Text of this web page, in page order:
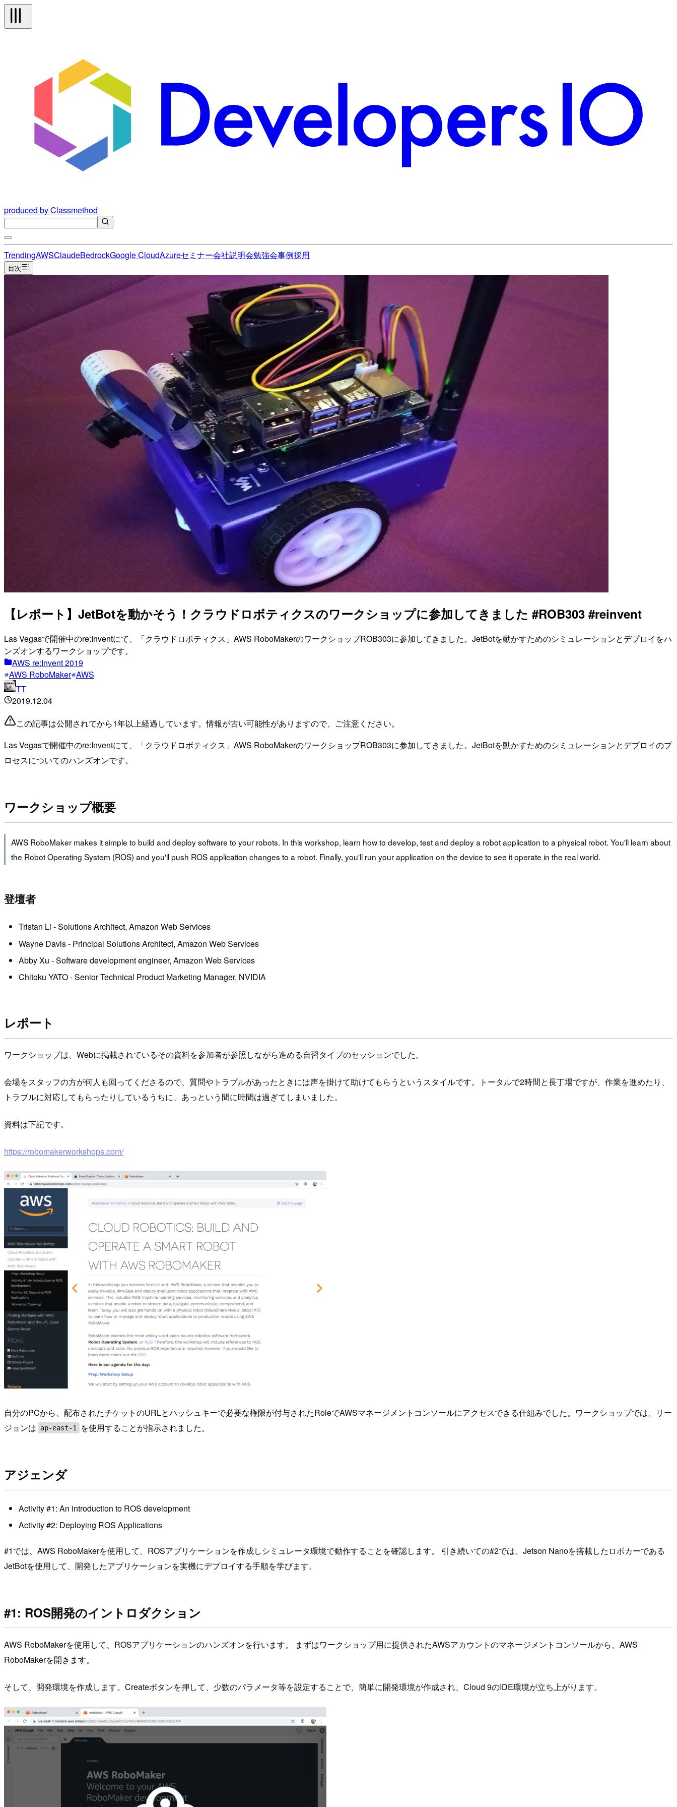
produced by Classmethod
TrendingAWSClaudeBedrockGoogle CloudAzureセミナー会社説明会勉強会事例採用
目次
【レポート】JetBotを動かそう！クラウドロボティクスのワークショップに参加してきました #ROB303 #reinvent
Las Vegasで開催中のre:Inventにて、「クラウドロボティクス」AWS RoboMakerのワークショップROB303に参加してきました。JetBotを動かすためのシミュレーションとデプロイをハ
ンズオンするワークショップです。
AWS re:Invent 2019
AWS RoboMaker AWS
TT
2019.12.04
この記事は公開されてから1年以上経過しています。情報が古い可能性がありますので、ご注意ください。
Las Vegasで開催中のre:Inventにて、「クラウドロボティクス」AWS RoboMakerのワークショップROB303に参加してきました。JetBotを動かすためのシミュレーションとデプロイのプ
ロセスについてのハンズオンです。
ワークショップ概要
AWS RoboMaker makes it simple to build and deploy software to your robots. In this workshop, learn how to develop, test and deploy a robot application to a physical robot. You'll learn about
the Robot Operating System (ROS) and you'll push ROS application changes to a robot. Finally, you'll run your application on the device to see it operate in the real world.
登壇者
Tristan Li - Solutions Architect, Amazon Web Services
Wayne Davis - Principal Solutions Architect, Amazon Web Services
Abby Xu - Software development engineer, Amazon Web Services
Chitoku YATO - Senior Technical Product Marketing Manager, NVIDIA
レポート
ワークショップは、Webに掲載されているその資料を参加者が参照しながら進める自習タイプのセッションでした。
会場をスタッフの方が何人も回ってくださるので、質問やトラブルがあったときには声を掛けて助けてもらうというスタイルです。トータルで2時間と長丁場ですが、作業を進めたり、
トラブルに対応してもらったりしているうちに、あっという間に時間は過ぎてしまいました。
資料は下記です。
https://robomakerworkshops.com/
自分のPCから、配布されたチケットのURLとハッシュキーで必要な権限が付与されたRoleでAWSマネージメントコンソールにアクセスできる仕組みでした。ワークショップでは、リー
ジョンは
ap-east-1 を使用することが指示されました。
アジェンダ
Activity #1: An introduction to ROS development
Activity #2: Deploying ROS Applications
#1では、AWS RoboMakerを使用して、ROSアプリケーションを作成しシミュレータ環境で動作することを確認します。 引き続いての#2では、Jetson Nanoを搭載したロボカーである
JetBotを使用して、開発したアプリケーションを実機にデプロイする手順を学びます。
#1: ROS開発のイントロダクション
AWS RoboMakerを使用して、ROSアプリケーションのハンズオンを行います。 まずはワークショップ用に提供されたAWSアカウントのマネージメントコンソールから、AWS
RoboMakerを開きます。
そして、開発環境を作成します。Createボタンを押して、少数のパラメータ等を設定することで、簡単に開発環境が作成され、Cloud 9のIDE環境が立ち上がります。